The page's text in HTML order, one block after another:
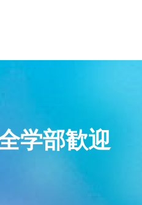
学部歓迎